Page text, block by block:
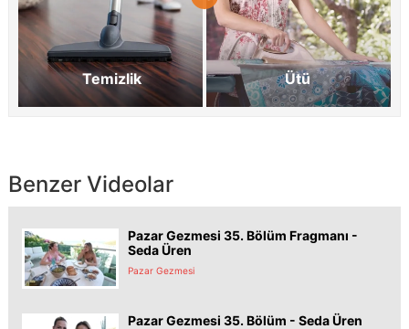
Temizlik Ütü
Benzer Videolar
Pazar Gezmesi 35. Bölüm Fragmanı -
Seda Üren
Pazar Gezmesi
Pazar Gezmesi 35. Bölüm - Seda Üren